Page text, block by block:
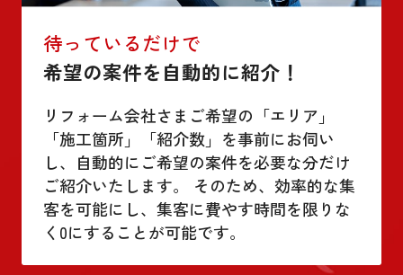
待っているだけで
希望の案件を自動的に紹介！
リフォーム会社さまご希望の「エリア」
「施工箇所」「紹介数」を事前にお伺い
し、自動的にご希望の案件を必要な分だけ
ご紹介いたします。 そのため、効率的な集
客を可能にし、集客に費やす時間を限りな
く0にすることが可能です。